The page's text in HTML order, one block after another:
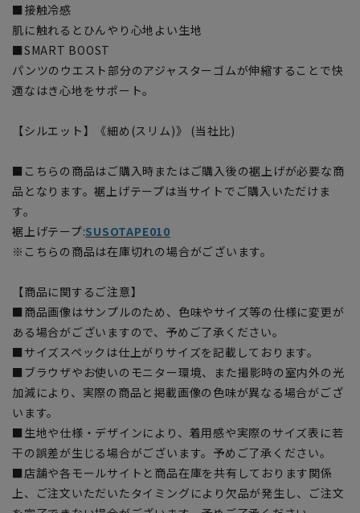
■接触冷感
肌に触れるとひんやり心地よい生地
■SMART BOOST
パンツのウエスト部分のアジャスターゴムが伸縮することで快
適なはき心地をサポート。
【シルエット】《細め(スリム)》 (当社比)
■こちらの商品はご購入時またはご購入後の裾上げが必要な商
品となります。裾上げテープは当サイトでご購入いただけま
す。
裾上げテープ:SUSOTAPE010
※こちらの商品は在庫切れの場合がございます。
【商品に関するご注意】
■商品画像はサンプルのため、色味やサイズ等の仕様に変更が
ある場合がございますので、予めご了承ください。
■サイズスペックは仕上がりサイズを記載しております。
■ブラウザやお使いのモニター環境、また撮影時の室内外の光
加減により、実際の商品と掲載画像の色味が異なる場合がござ
います。
■生地や仕様・デザインにより、着用感や実際のサイズ表に若
干の誤差が生じる場合がございます。予めご了承ください。
■店舗や各モールサイトと商品在庫を共有しております関係
上、ご注文いただいたタイミングにより欠品が発生し、ご注文